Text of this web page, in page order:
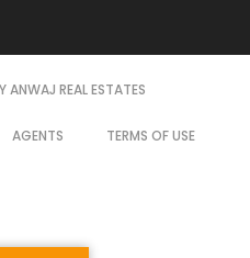
REAL ESTATES
AGENTS TERMS OF USE